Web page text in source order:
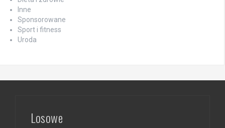
Inne
Sponsorowane
Sport i fitness
Uroda
Losowe